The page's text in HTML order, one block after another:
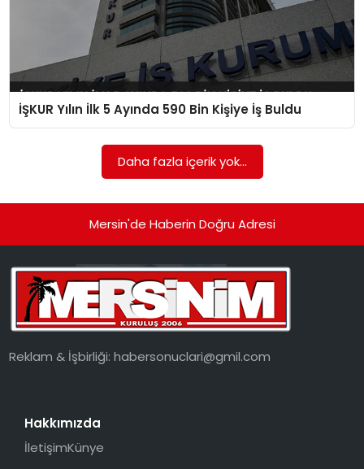
SPOR
EKONOMI
İŞKUR Yılın İlk 5 Ayında 590 Bin Kişiye İş Buldu
Daha fazla içerik yok...
Mersin'de Haberin Doğru Adresi
Reklam & İşbirliği:habersonuclari@gmil.com
Hakkımızda
İletişimKünye